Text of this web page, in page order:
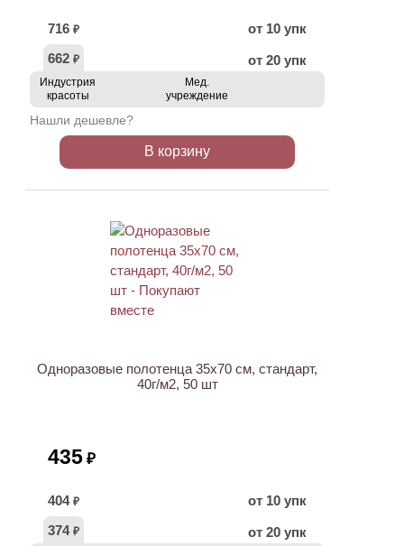
716 ₽
от 10 упк
662 ₽ от 20 упк
Индустрия
красоты
Мед.
учреждение
Нашли дешевле?
В корзину
Одноразовые полотенца 35х70 см, стандарт,
40г/м2, 50 шт
435 ₽
404 ₽
от 10 упк
374 ₽ от 20 упк